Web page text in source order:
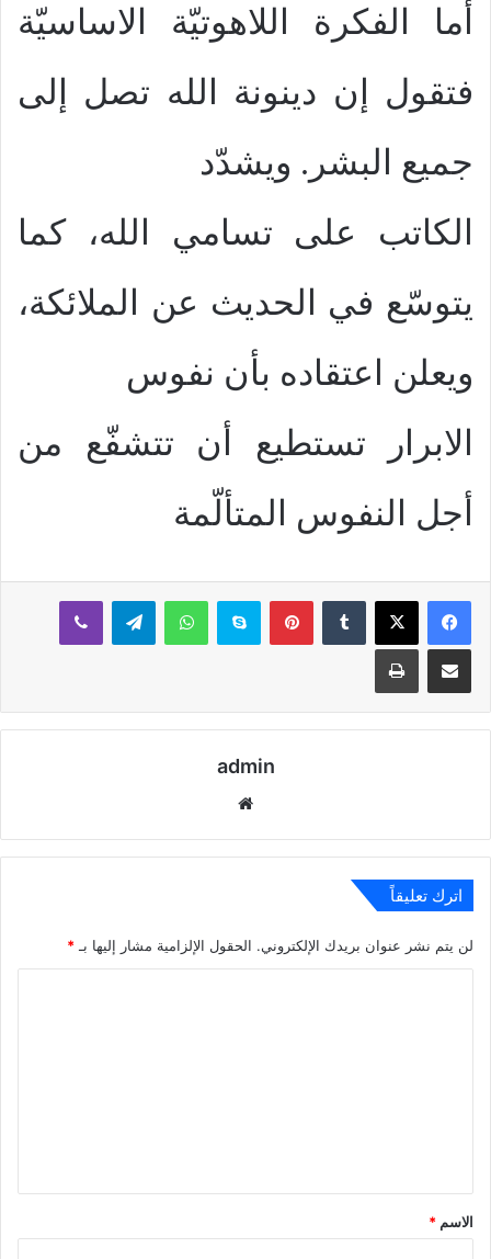
أما الفكرة اللاهوتيّة الاساسيّة
فتقول إن دينونة الله تصل إلى
جميع البشر. ويشدّد
الكاتب على تسامي الله، كما
يتوسّع في الحديث عن الملائكة،
ويعلن اعتقاده بأن نفوس
الابرار تستطيع أن تتشفّع من
أجل النفوس المتألّمة
بينتيريستسكايب واتساب تيلقرام ڤايبر
مشاركة عبر البريد طباعة
admin
اترك تعليقاً
لن يتم نشر عنوان بريدك الإلكتروني. الحقول الإلزامية مشار إليها بـ *
*
الاسم *